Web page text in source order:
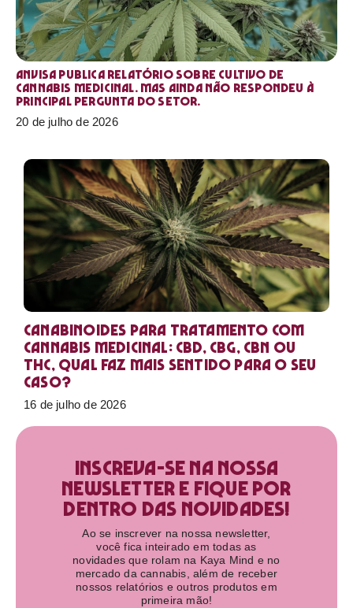
Anvisa publica relatório sobre cultivo de
Cannabis medicinal. Mas ainda não respondeu à
principal pergunta do setor.
20 de julho de 2026
Canabinoides para tratamento com
cannabis medicinal: CBD, CBG, CBN ou
THC, qual faz mais sentido para o seu
caso?
16 de julho de 2026
Inscreva-se na nossa
newsletter e fique por
dentro das novidades!​
Ao se inscrever na nossa newsletter,
você fica inteirado em todas as
novidades que rolam na Kaya Mind e no
mercado da cannabis, além de receber
nossos relatórios e outros produtos em
primeira mão!